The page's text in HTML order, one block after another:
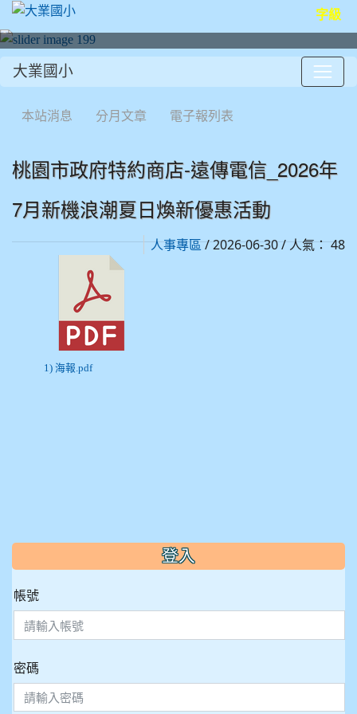
字級
大業國小
本站消息 分月文章 電子報列表
桃園市政府特約商店-遠傳電信_2026年
7月新機浪潮夏日煥新優惠活動
人事專區/ 2026-06-30 / 人氣： 48
1) 海報.pdf
::: 登入
帳號
密碼